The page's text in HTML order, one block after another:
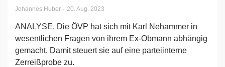
Johannes Huber - 20. Aug. 2023
ANALYSE. Die ÖVP hat sich mit Karl Nehammer in
wesentlichen Fragen von ihrem Ex-Obmann abhängig
gemacht. Damit steuert sie auf eine parteiinterne
Zerreißprobe zu.